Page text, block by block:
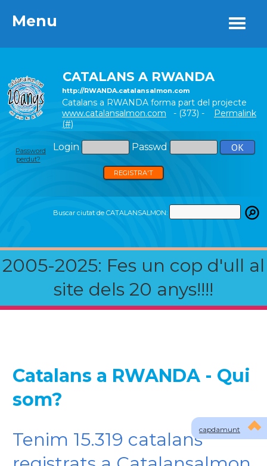
Menu
CATALANS A RWANDA
http://RWANDA.catalansalmon.com
Catalans a RWANDA forma part del projecte
www.catalansalmon.com - (373) - Permalink
(#)
Login Passwd
Password
perdut?
REGISTRA'T
Buscar ciutat de CATALANSALMON:
2005-2025: Fes un cop d'ull al
site dels 20 anys!!!!
Menu
capdamunt
Catalans a RWANDA - Qui
som?
Tenim 15.319 catalans